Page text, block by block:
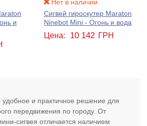
и
Нет в наличии
Сигвей гироскутер Maraton
Ninebot Mini - Огонь и вода
Цена: 10 142 ГРН
удобное и практичное решение для
передвижения по городу. От
сигвея отличается наличием